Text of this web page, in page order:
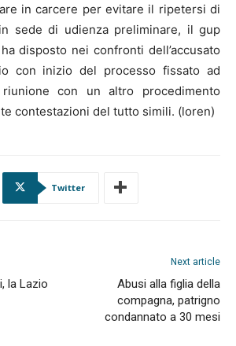
in carcere per evitare il ripetersi di
sede di udienza preliminare, il gup
disposto nei confronti dell’accusato
con inizio del processo fissato ad
con un altro procedimento
contestazioni del tutto simili. (loren)
Twitter
la Lazio
Next article
Abusi alla figlia della
compagna, patrigno
condannato a 30 mesi